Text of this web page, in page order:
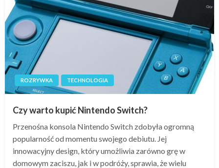
ROZRYWKA TECHNOLOGIA
Czy warto kupić Nintendo Switch?
Przenośna konsola Nintendo Switch zdobyła ogromną
popularność od momentu swojego debiutu. Jej
innowacyjny design, który umożliwia zarówno grę w
domowym zaciszu, jak i w podróży, sprawia, że wielu